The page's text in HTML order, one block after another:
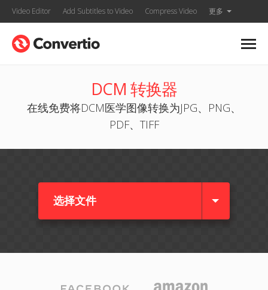
Video Editor Add Subtitles to Video Compress Video 更多
DCM 转换器
在线免费将DCM医学图像转换为JPG、PNG、
PDF、TIFF
选择文件